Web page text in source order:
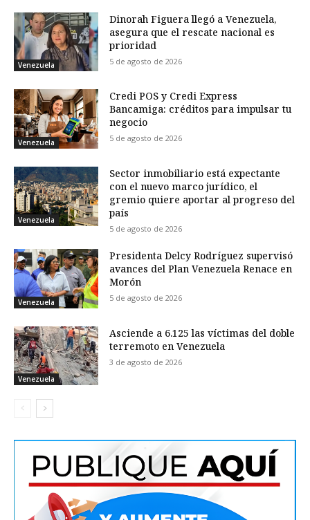
Venezuela
Dinorah Figuera llegó a Venezuela,
asegura que el rescate nacional es
prioridad
5 de agosto de 2026
Venezuela
Credi POS y Credi Express
Bancamiga: créditos para impulsar tu
negocio
5 de agosto de 2026
Venezuela
Sector inmobiliario está expectante
con el nuevo marco jurídico, el
gremio quiere aportar al progreso del
país
5 de agosto de 2026
Venezuela
Presidenta Delcy Rodríguez supervisó
avances del Plan Venezuela Renace en
Morón
5 de agosto de 2026
Venezuela
Asciende a 6.125 las víctimas del doble
terremoto en Venezuela
3 de agosto de 2026